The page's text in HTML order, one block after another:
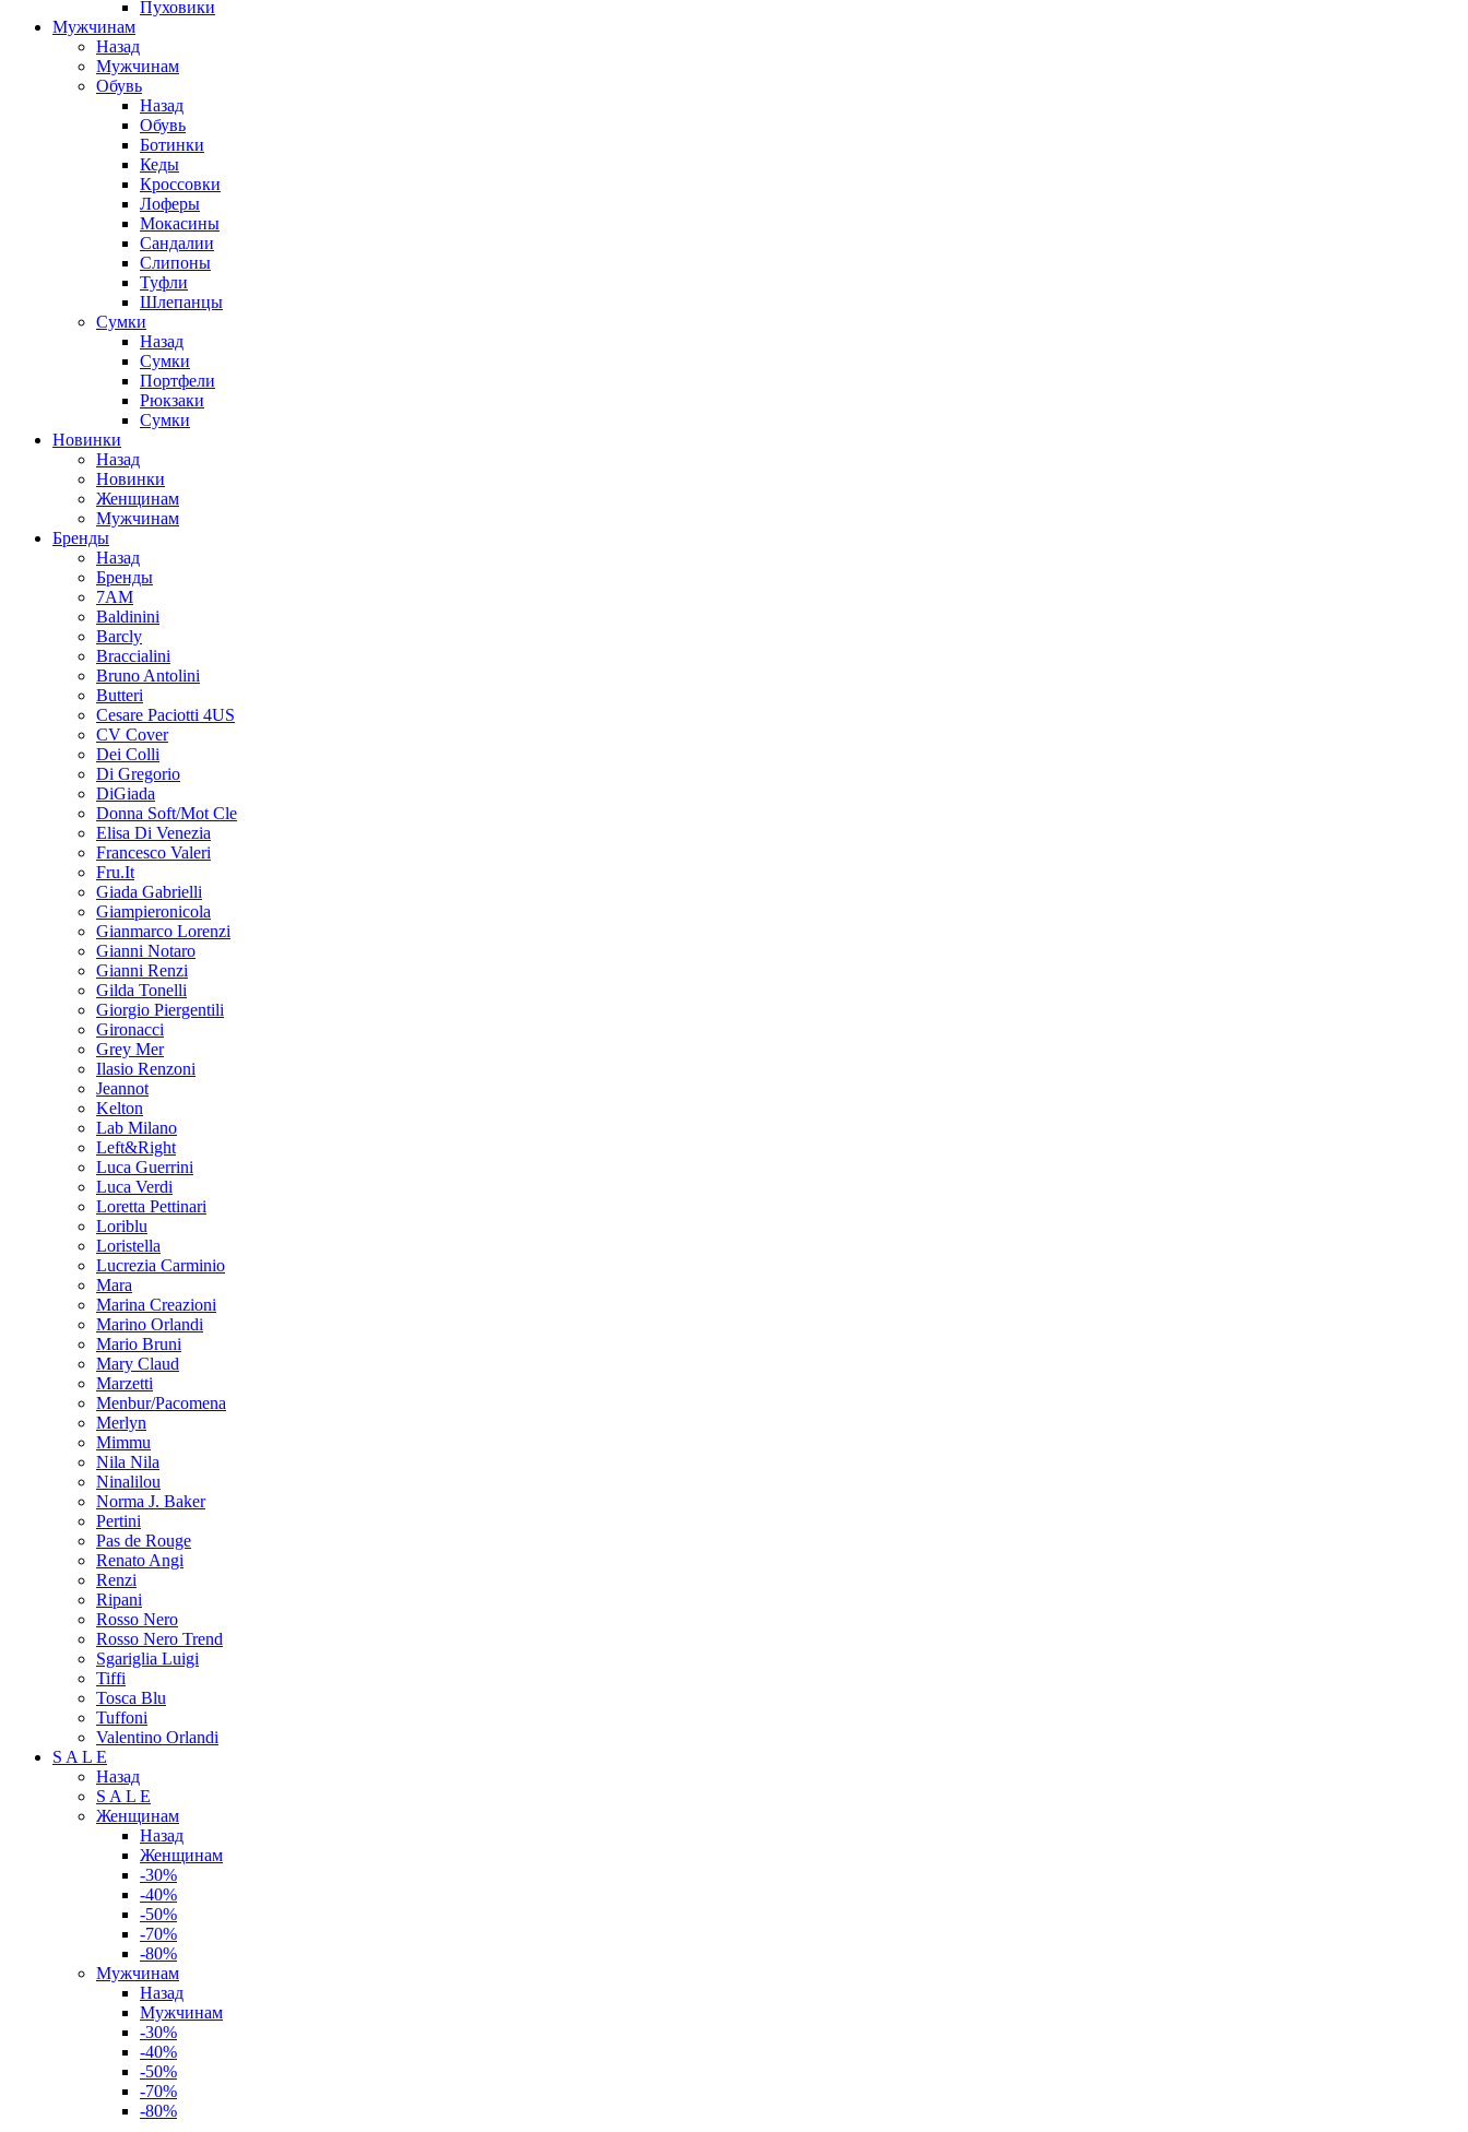
Пуховики
Мужчинам
Назад
Мужчинам
Обувь
Назад
Обувь
Ботинки
Кеды
Кроссовки
Лоферы
Мокасины
Сандалии
Слипоны
Туфли
Шлепанцы
Сумки
Назад
Сумки
Портфели
Рюкзаки
Сумки
Новинки
Назад
Новинки
Женщинам
Мужчинам
Бренды
Назад
Бренды
7AM
Baldinini
Barcly
Braccialini
Bruno Antolini
Butteri
Cesare Paciotti 4US
CV Cover
Dei Colli
Di Gregorio
DiGiada
Donna Soft/Mot Cle
Elisa Di Venezia
Francesco Valeri
Fru.It
Giada Gabrielli
Giampieronicola
Gianmarco Lorenzi
Gianni Notaro
Gianni Renzi
Gilda Tonelli
Giorgio Piergentili
Gironacci
Grey Mer
Ilasio Renzoni
Jeannot
Kelton
Lab Milano
Left&Right
Luca Guerrini
Luca Verdi
Loretta Pettinari
Loriblu
Loristella
Lucrezia Carminio
Mara
Marina Creazioni
Marino Orlandi
Mario Bruni
Mary Claud
Marzetti
Menbur/Pacomena
Merlyn
Mimmu
Nila Nila
Ninalilou
Norma J. Baker
Pertini
Pas de Rouge
Renato Angi
Renzi
Ripani
Rosso Nero
Rosso Nero Trend
Sgariglia Luigi
Tiffi
Tosca Blu
Tuffoni
Valentino Orlandi
S A L E
Назад
S A L E
Женщинам
Назад
Женщинам
-30%
-40%
-50%
-70%
-80%
Мужчинам
Назад
Мужчинам
-30%
-40%
-50%
-70%
-80%